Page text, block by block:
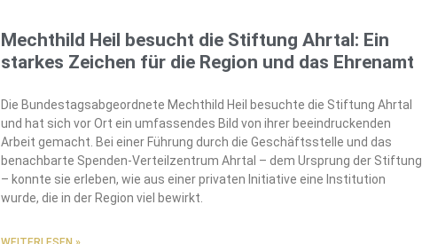
Mechthild Heil besucht die Stiftung Ahrtal: Ein
starkes Zeichen für die Region und das Ehrenamt
Die Bundestagsabgeordnete Mechthild Heil besuchte die Stiftung Ahrtal
und hat sich vor Ort ein umfassendes Bild von ihrer beeindruckenden
Arbeit gemacht. Bei einer Führung durch die Geschäftsstelle und das
benachbarte Spenden-Verteilzentrum Ahrtal – dem Ursprung der Stiftung
– konnte sie erleben, wie aus einer privaten Initiative eine Institution
wurde, die in der Region viel bewirkt.